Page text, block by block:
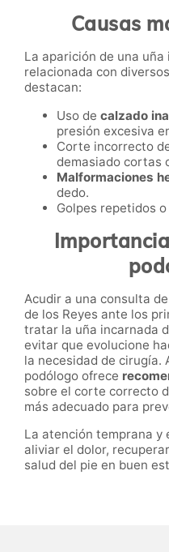
Causas
La aparición de una
relacionada con
destacan:
Uso de calzado
presión excesiva
Corte incorrecto
demasiado cortas
Malformaciones
dedo.
Golpes repetidos
Acudir a una consulta
de los Reyes ante los
tratar la uña incarnada
evitar que evolucione
la necesidad de cirugía.
podólogo ofrece
sobre el corte correcto
más adecuado para
La atención temprana y
aliviar el dolor,
salud del pie en buen